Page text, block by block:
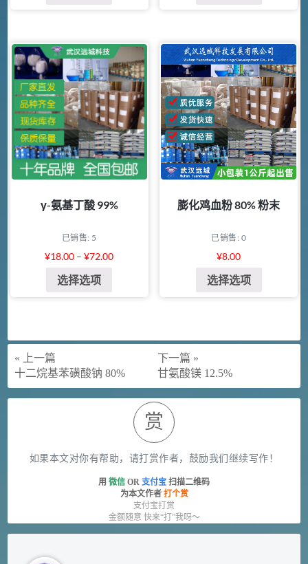
γ-氨基丁酸 99%
已销售: 5
¥18.00 –¥72.00
选择选项
膨化鸡血粉 80% 粉末
已销售: 0
¥8.00
选择选项
« 上一篇
十二烷基苯磺酸钠 80%
下一篇 »
甘氨酸镁 12.5%
赏
如果本文对你有帮助，请打赏作者，鼓励我们继续写作！
用 微信 OR 支付宝 扫描二维码
为本文作者 打个赏
支付宝打赏
金额随意 快来“打”我呀～